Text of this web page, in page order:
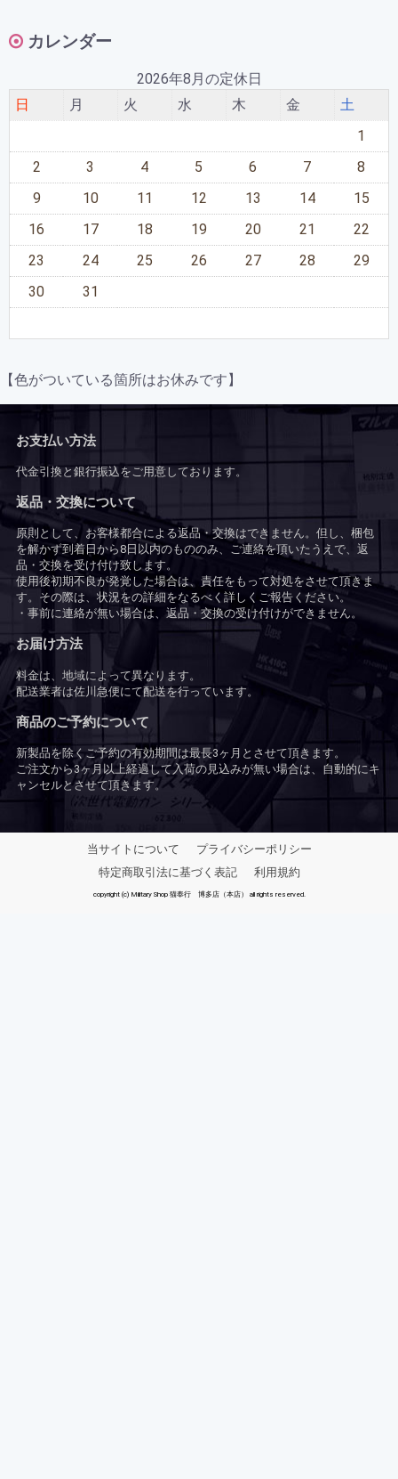
カレンダー
2026年8月の定休日
日
月 火 水 木 金
土
1
2
3 4 5 6 7
8
9
10 11 12 13 14
15
16
17 18 19 20 21
22
23
24 25 26 27 28
29
30
31
【色がついている箇所はお休みです】
お支払い方法
代金引換と銀行振込をご用意しております。
返品・交換について
原則として、お客様都合による返品・交換はできません。但し、梱包
を解かず到着日から8日以内のもののみ、ご連絡を頂いたうえで、返
品・交換を受け付け致します。
使用後初期不良が発覚した場合は、責任をもって対処をさせて頂きま
す。その際は、状況をの詳細をなるべく詳しくご報告ください。
・事前に連絡が無い場合は、返品・交換の受け付けができません。
お届け方法
料金は、地域によって異なります。
配送業者は佐川急便にて配送を行っています。
商品のご予約について
新製品を除くご予約の有効期間は最長3ヶ月とさせて頂きます。
ご注文から3ヶ月以上経過して入荷の見込みが無い場合は、自動的にキ
ャンセルとさせて頂きます。
当サイトについて
プライバシーポリシー
特定商取引法に基づく表記
利用規約
copyright (c) Military Shop 猫奉行 博多店（本店） all rights reserved.